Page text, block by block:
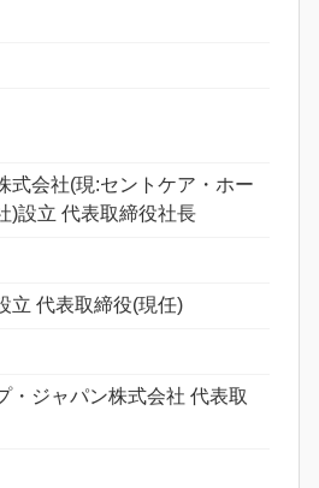
式会社(現:セントケア・ホー
)設立 代表取締役社長
立 代表取締役(現任)
・ジャパン株式会社 代表取